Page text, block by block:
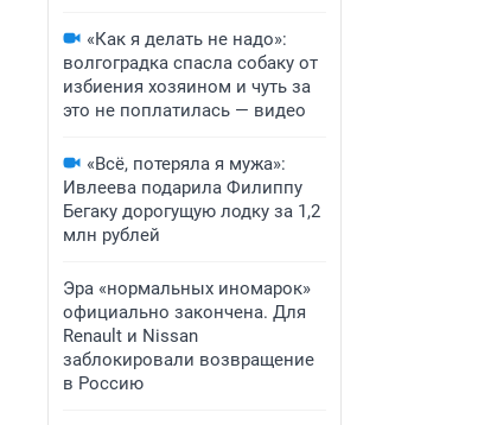
«Как я делать не надо»:
волгоградка спасла собаку от
избиения хозяином и чуть за
это не поплатилась — видео
«Всё, потеряла я мужа»:
Ивлеева подарила Филиппу
Бегаку дорогущую лодку за 1,2
млн рублей
Эра «нормальных иномарок»
официально закончена. Для
Renault и Nissan
заблокировали возвращение
в Россию